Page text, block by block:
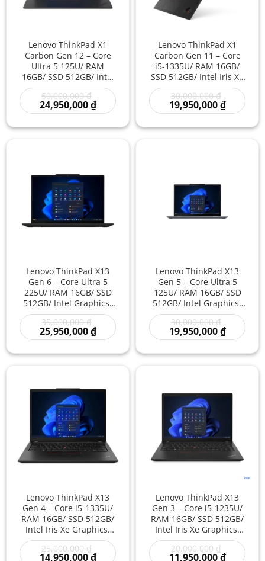
Lenovo ThinkPad X1
Carbon Gen 12 – Core
Ultra 5 125U/ RAM
16GB/ SSD 512GB/ Intel
Graphics/ 14 inch –
Laptop AI Doanh Nhân
Cao Cấp Siêu Nhẹ Hiện
50,000,000₫
gốc
là:
24,950,000₫Giá
hiện
là:
Lenovo ThinkPad X1
Carbon Gen 11 – Core
i5-1335U/ RAM 16GB/
SSD 512GB/ Intel Iris Xe
Graphics/ 14 inch –
Laptop Doanh Nhân
Cao Cấp Siêu Nhẹ Sang
30,000,000₫
gốc
là:
19,950,000₫Giá
hiện
là:
Lenovo ThinkPad X13
Gen 6 – Core Ultra 5
225U/ RAM 16GB/ SSD
512GB/ Intel Graphics/
13.3 inch – Laptop
Doanh Nhân Siêu Gọn
Thế Hệ Mới Làm Việc
35,000,000₫
gốc
là:
25,950,000₫Giá
hiện
là:
Lenovo ThinkPad X13
Gen 5 – Core Ultra 5
125U/ RAM 16GB/ SSD
512GB/ Intel Graphics/
13.3 inch – Laptop
Doanh Nhân AI Nhỏ
Gọn Thế Hệ Mới Hiệu
30,000,000₫
gốc
là:
19,950,000₫Giá
hiện
là:
Lenovo ThinkPad X13
Gen 4 – Core i5-1335U/
RAM 16GB/ SSD 512GB/
Intel Iris Xe Graphics/
13.3 inch – Laptop Văn
Phòng Cao Cấp Nhỏ
25,000,000₫
gốc
14,950,000₫Giá
Lenovo ThinkPad X13
Gen 3 – Core i5-1235U/
RAM 16GB/ SSD 512GB/
Intel Iris Xe Graphics/
13.3 inch – Laptop
Doanh Nhân Siêu Gọn
20,000,000₫
gốc
11,950,000₫Giá